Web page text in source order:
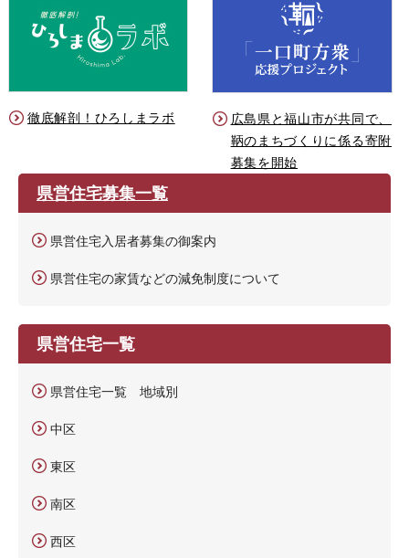
徹底解剖！ひろしまラボ
広島県と福山市が共同で、
鞆のまちづくりに係る寄附
募集を開始
県営住宅募集一覧
県営住宅入居者募集の御案内
県営住宅の家賃などの減免制度について
県営住宅一覧
県営住宅一覧 地域別
中区
東区
南区
西区